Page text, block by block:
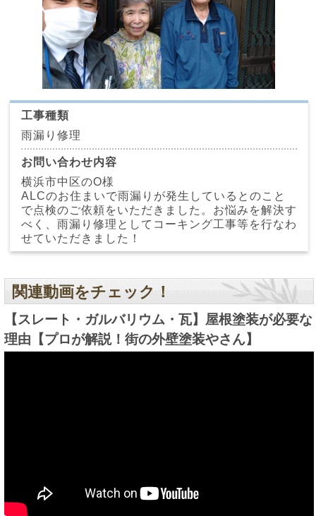
工事種類
雨漏り修理
お問い合わせ内容
横浜市中区のO様
ALCのお住まいで雨漏りが発生しているとのこと
で点検のご依頼をいただきました。お悩みを解決す
べく、雨漏り修理としてコーキング工事等を行なわ
せていただきました！
関連動画をチェック！
【スレート・ガルバリウム・瓦】屋根塗装が必要な
理由【プロが解説！街の外壁塗装やさん】